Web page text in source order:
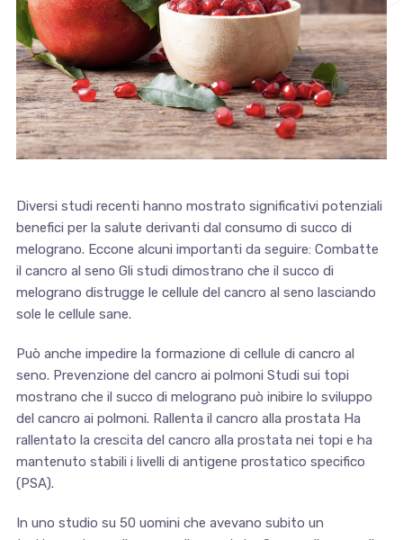
Diversi studi recenti hanno mostrato significativi potenziali
benefici per la salute derivanti dal consumo di succo di
melograno. Eccone alcuni importanti da seguire: Combatte
il cancro al seno Gli studi dimostrano che il succo di
melograno distrugge le cellule del cancro al seno lasciando
sole le cellule sane.
Può anche impedire la formazione di cellule di cancro al
seno. Prevenzione del cancro ai polmoni Studi sui topi
mostrano che il succo di melograno può inibire lo sviluppo
del cancro ai polmoni. Rallenta il cancro alla prostata Ha
rallentato la crescita del cancro alla prostata nei topi e ha
mantenuto stabili i livelli di antigene prostatico specifico
(PSA).
In uno studio su 50 uomini che avevano subito un